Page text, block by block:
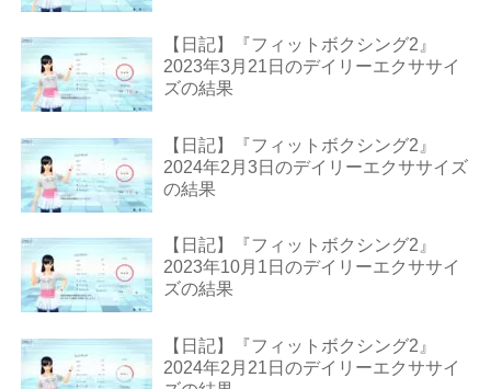
【日記】『フィットボクシング2』
2023年3月21日のデイリーエクササイ
ズの結果
【日記】『フィットボクシング2』
2024年2月3日のデイリーエクササイズ
の結果
【日記】『フィットボクシング2』
2023年10月1日のデイリーエクササイ
ズの結果
【日記】『フィットボクシング2』
2024年2月21日のデイリーエクササイ